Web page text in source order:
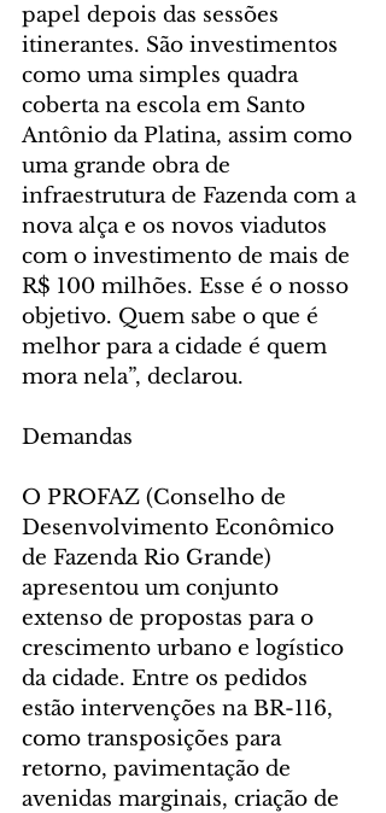
papel depois das sessões
itinerantes. São investimentos
como uma simples quadra
coberta na escola em Santo
Antônio da Platina, assim como
uma grande obra de
infraestrutura de Fazenda com a
nova alça e os novos viadutos
com o investimento de mais de
R$ 100 milhões. Esse é o nosso
objetivo. Quem sabe o que é
melhor para a cidade é quem
mora nela”, declarou.
Demandas
O PROFAZ (Conselho de
Desenvolvimento Econômico
de Fazenda Rio Grande)
apresentou um conjunto
extenso de propostas para o
crescimento urbano e logístico
da cidade. Entre os pedidos
estão intervenções na BR-116,
como transposições para
retorno, pavimentação de
avenidas marginais, criação de